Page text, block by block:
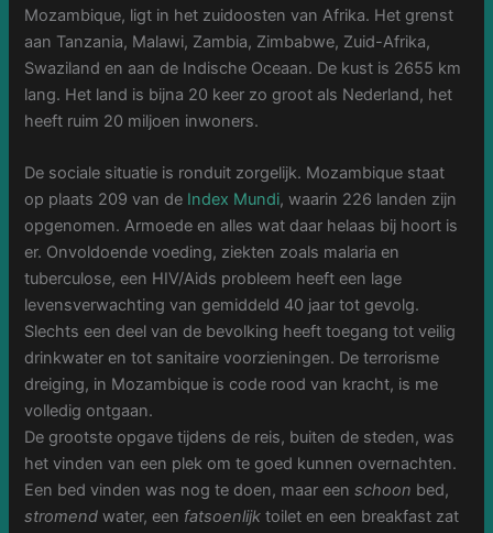
Mozambique, ligt in het zuidoosten van Afrika. Het grenst
aan Tanzania, Malawi, Zambia, Zimbabwe, Zuid-Afrika,
Swaziland en aan de Indische Oceaan. De kust is 2655 km
lang. Het land is bijna 20 keer zo groot als Nederland, het
heeft ruim 20 miljoen inwoners.
De sociale situatie is ronduit zorgelijk. Mozambique staat
op plaats 209 van de Index Mundi, waarin 226 landen zijn
opgenomen. Armoede en alles wat daar helaas bij hoort is
er. Onvoldoende voeding, ziekten zoals malaria en
tuberculose, een HIV/Aids probleem heeft een lage
levensverwachting van gemiddeld 40 jaar tot gevolg.
Slechts een deel van de bevolking heeft toegang tot veilig
drinkwater en tot sanitaire voorzieningen. De terrorisme
dreiging, in Mozambique is code rood van kracht, is me
volledig ontgaan.
De grootste opgave tijdens de reis, buiten de steden, was
het vinden van een plek om te goed kunnen overnachten.
Een bed vinden was nog te doen, maar eenschoon bed,
stromend water, een fatsoenlijk toilet en een breakfast zat